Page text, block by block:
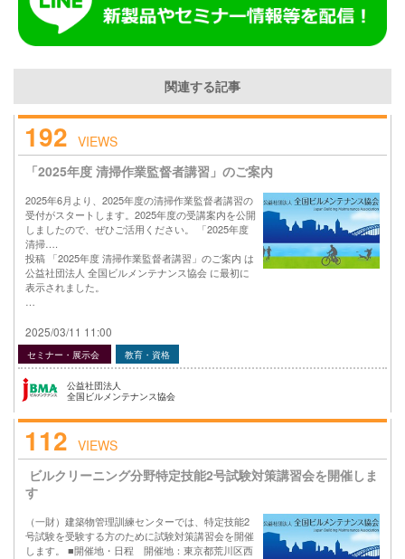
関連する記事
192 VIEWS
「2025年度 清掃作業監督者講習」のご案内
2025年6月より、2025年度の清掃作業監督者講習の
受付がスタートします。2025年度の受講案内を公開
しましたので、ぜひご活用ください。 「2025年度
清掃….
投稿 「2025年度 清掃作業監督者講習」のご案内 は
公益社団法人 全国ビルメンテナンス協会 に最初に
表示されました。
2025/03/11 11:00
セミナー・展示会 教育・資格
公益社団法人
全国ビルメンテナンス協会
112 VIEWS
ビルクリーニング分野特定技能2号試験対策講習会を開催しま
す
（一財）建築物管理訓練センターでは、特定技能2
号試験を受験する方のために試験対策講習会を開催
します。 ■開催地・日程 開催地：東京都荒川区西